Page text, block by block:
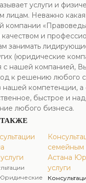
услуги и
лицам. Неважно какая
компании
и
занимать
(юридические
с нашей компанией,
к решению любого
нашей компетенции,
быстрое и
любого бизнеса.
семейным
Астана
услуги